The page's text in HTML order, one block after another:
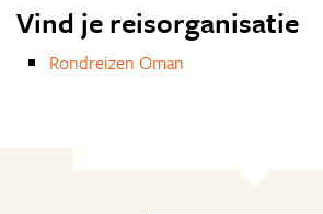
Vind je reisorganisatie
Rondreizen Oman